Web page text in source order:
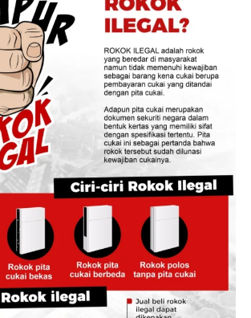
Kejaksaan. Ternyata
memproses, yang kami pun habis itu
surprise juga akibatnya,” kata
BUMN Arya Sinulingga dikutip dari
, 3 Februari 2023.
BUMN akan memperketat
pensiun BUMN ke depan. Selama ini,
dalam mengambil keputusan
direksi BUMN akan dilibatkan dalam
investasi dana pensiun.
Direktur Keuangan dan Direktur HC
masing BUMN untuk ke depannya
apakah OK, nggak OK terhadap
kita lagi godok,” tuturnya.